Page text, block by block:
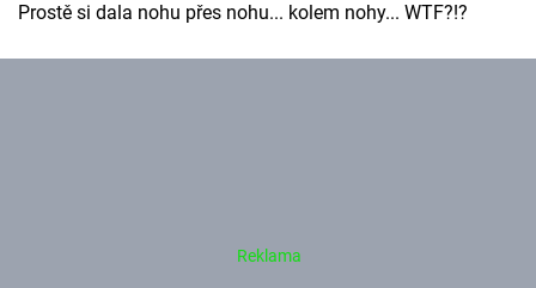
Prostě si dala nohu přes nohu... kolem nohy... WTF?!?